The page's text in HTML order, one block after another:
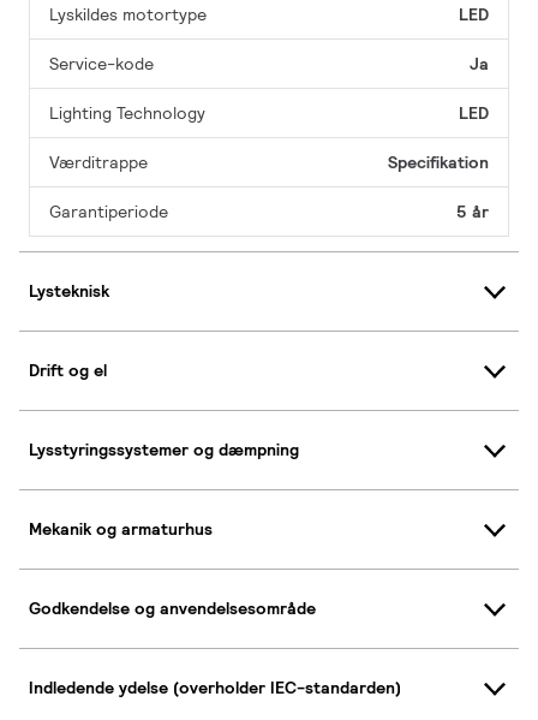
Lyskildes motortype LED
Service-kode Ja
Lighting Technology LED
Værditrappe Specifikation
Garantiperiode 5 år
Lysteknisk
Drift og el
Lysstyringssystemer og dæmpning
Mekanik og armaturhus
Godkendelse og anvendelsesområde
Indledende ydelse (overholder IEC-standarden)